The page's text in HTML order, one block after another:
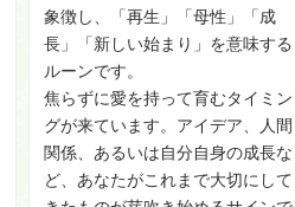
象徴し、「再生」「母性」「成
長」「新しい始まり」を意味する
ルーンです。
焦らずに愛を持って育むタイミン
グが来ています。アイデア、人間
関係、あるいは自分自身の成長な
ど、あなたがこれまで大切にして